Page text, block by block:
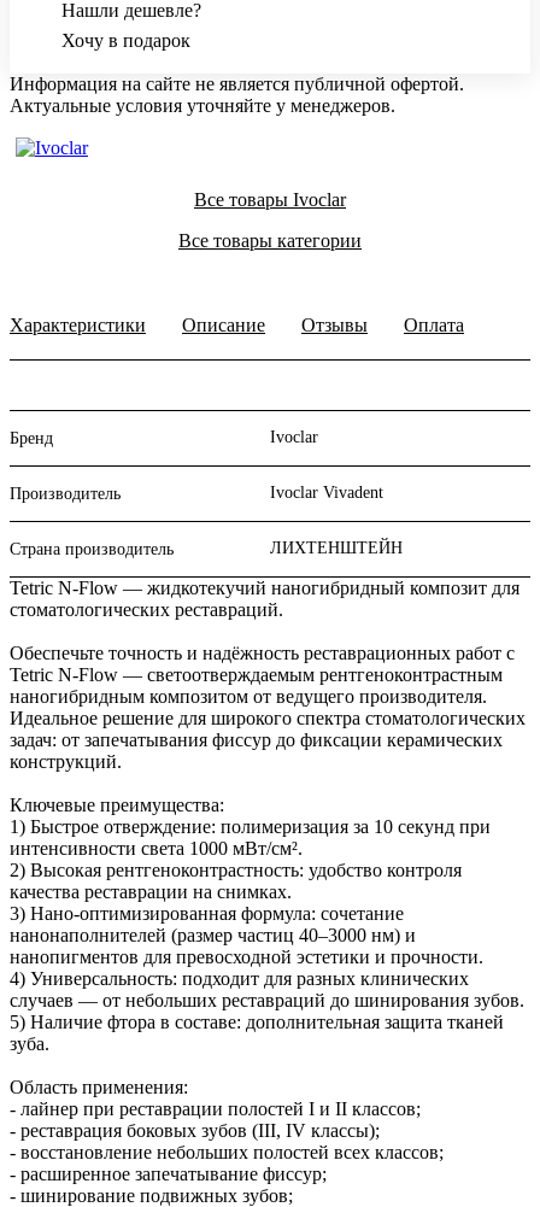
Нашли дешевле?
Хочу в подарок
Информация на сайте не является публичной офертой.
Актуальные условия уточняйте у менеджеров.
Все товары Ivoclar
Все товары категории
Характеристики Описание Отзывы Оплата
Бренд Ivoclar
Производитель Ivoclar Vivadent
Страна производитель ЛИХТЕНШТЕЙН
Tetric N‑Flow — жидкотекучий наногибридный композит для
стоматологических реставраций.
Обеспечьте точность и надёжность реставрационных работ с
Tetric N‑Flow — светоотверждаемым рентгеноконтрастным
наногибридным композитом от ведущего производителя.
Идеальное решение для широкого спектра стоматологических
задач: от запечатывания фиссур до фиксации керамических
конструкций.
Ключевые преимущества:
1) Быстрое отверждение: полимеризация за 10 секунд при
интенсивности света 1000 мВт/см².
2) Высокая рентгеноконтрастность: удобство контроля
качества реставрации на снимках.
3) Нано‑оптимизированная формула: сочетание
нанонаполнителей (размер частиц 40–3000 нм) и
нанопигментов для превосходной эстетики и прочности.
4) Универсальность: подходит для разных клинических
случаев — от небольших реставраций до шинирования зубов.
5) Наличие фтора в составе: дополнительная защита тканей
зуба.
Область применения:
- лайнер при реставрации полостей I и II классов;
- реставрация боковых зубов (III, IV классы);
- восстановление небольших полостей всех классов;
- расширенное запечатывание фиссур;
- шинирование подвижных зубов;